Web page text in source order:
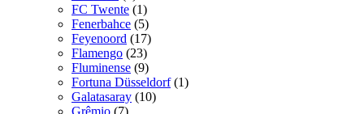
FC Twente (1)
Fenerbahce (5)
Feyenoord (17)
Flamengo (23)
Fluminense (9)
Fortuna Düsseldorf (1)
Galatasaray (10)
Grêmio (7)